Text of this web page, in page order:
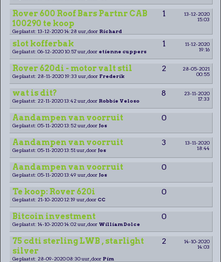
Rover 600 Roof Bars Partnr CAB
100290 te koop
1
13-12-2020
15:03
Geplaatst: 13-12-2020 14:28 uur, door Richard
slot kofferbak 1
11-12-2020
19:16
Geplaatst: 06-12-2020 10:57 uur, door etienne cuppers
Rover 620di - motor valt stil 2
28-05-2021
00:55
Geplaatst: 28-11-2020 19:33 uur, door Frederik
wat is dit? 8
23-11-2020
17:33
Geplaatst: 22-11-2020 13:42 uur, door Robbie Veloso
Aandampen van voorruit 0
Geplaatst: 05-11-2020 13:52 uur, door Jos
Aandampen van voorruit 3
13-11-2020
18:44
Geplaatst: 05-11-2020 13:51 uur, door Jos
Aandampen van voorruit 0
Geplaatst: 05-11-2020 13:49 uur, door Jos
Te koop: Rover 620i 0
Geplaatst: 21-10-2020 12:19 uur, door CC
Bitcoin investment 0
Geplaatst: 14-10-2020 14:02 uur, door William Dolce
75 cdti sterling LWB , starlight
silver
2
14-10-2020
14:03
Geplaatst: 28-09-2020 08:30 uur, door Pim